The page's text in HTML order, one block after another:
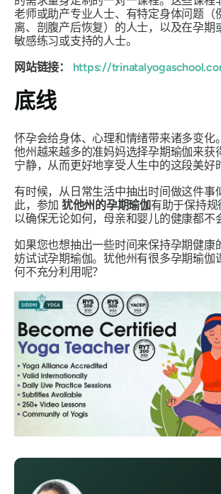
老师或助产专业人士、有特定身体问题（
离、剖腹产后恢复）的人士，以及在孕期
敏感练习或支持的人士。
网站链接：
https://
底线
怀孕会给身体、心理和情绪带来诸多变化
他州越来越多的准妈妈选择孕期瑜伽来获
宁静，从而更好地享受人生中的这段美好
有时候，从日常生活中抽出时间做这件事
此，参加 犹他州的孕期瑜伽有助于保持
以确保无论如何，母亲和婴儿的健康都不
如果您也想抽出一些时间来保持孕期健康
妨试试孕期瑜伽。犹他州有很多孕期瑜伽
何不充分利用呢？